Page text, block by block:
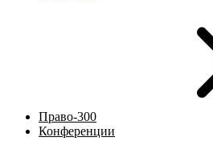
Право-300
Конференции